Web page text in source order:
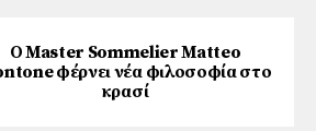
Ο Master Sommelier Matteo
φέρνει νέα φιλοσοφία στο
κρασί